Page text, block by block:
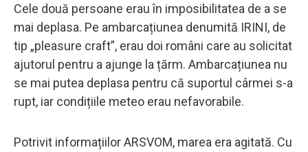
Cele două persoane erau în imposibilitatea de a se
mai deplasa. Pe ambarcațiunea denumită IRINI, de
tip „pleasure craft”, erau doi români care au solicitat
ajutorul pentru a ajunge la țărm. Ambarcațiunea nu
se mai putea deplasa pentru că suportul cârmei s-a
rupt, iar condițiile meteo erau nefavorabile.
Potrivit informațiilor ARSVOM, marea era agitată. Cu